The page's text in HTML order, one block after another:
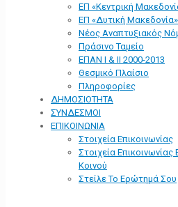
ΕΠ «Kεντρική
ΕΠ «Δυτική
Νέος Αναπτυξιακός
Πράσινο Ταμείο
ΕΠΑΝ Ι & ΙΙ 2000-2013
Θεσμικό Πλαίσιο
Πληροφορίες
ΔΗΜΟΣΙΟΤΗΤΑ
ΣΥΝΔΕΣΜΟΙ
ΕΠΙΚΟΙΝΩΝΙΑ
Στοιχεία Επικοινωνίας
Στοιχεία
Κοινού
Στείλε Το Ερώτημά Σου